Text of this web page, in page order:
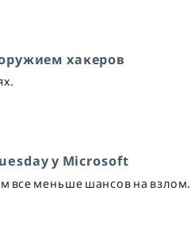
хакеров
у Microsoft
все меньше шансов на взлом.